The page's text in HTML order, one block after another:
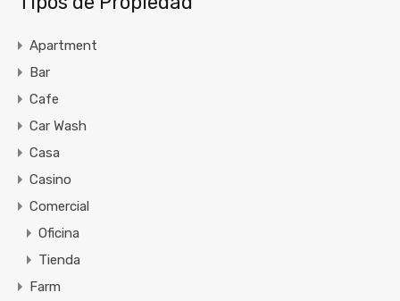
Apartment
Bar
Cafe
Car Wash
Casa
Casino
Comercial
Oficina
Tienda
Farm